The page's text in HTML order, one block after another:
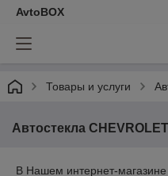
AvtoBOX
Товары и услуги
Автостекла
В Нашем интернет-